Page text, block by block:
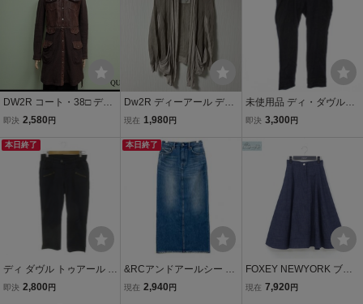
DW2R コート・38□ デ
ィ・ダヴル・トゥアール/
ショナル/レザー/ジャケッ
ト/レディース/24*11*2-13
即決 2,580 円
Dw2R ディーアール デ
ィ・ダヴル・トゥアール
グレー系 レディース サイ
ズ40 センソユニコ a1318
現在 1,980 円
未使用品 ディ・ダヴル・
トゥアール Dw2R ストレ
インディゴブルー フルレ
ングス /GG ■ECD001 レ
即決 3,300 円
本日終了
ディ ダヴル トゥアール D
W2R カプリパンツ 40 紺
即決 2,800 円
本日終了
&RCアンドアールシー ロ
ングデニム スカート size
現在 2,940 円
FOXEY NEWYORK ブル
ック スカート 38 インデ
現在 7,920 円